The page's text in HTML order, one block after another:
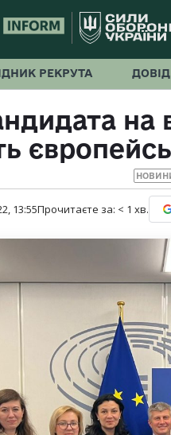
РЕКРУТА
13:55Прочитаєте за: < 1 хв.